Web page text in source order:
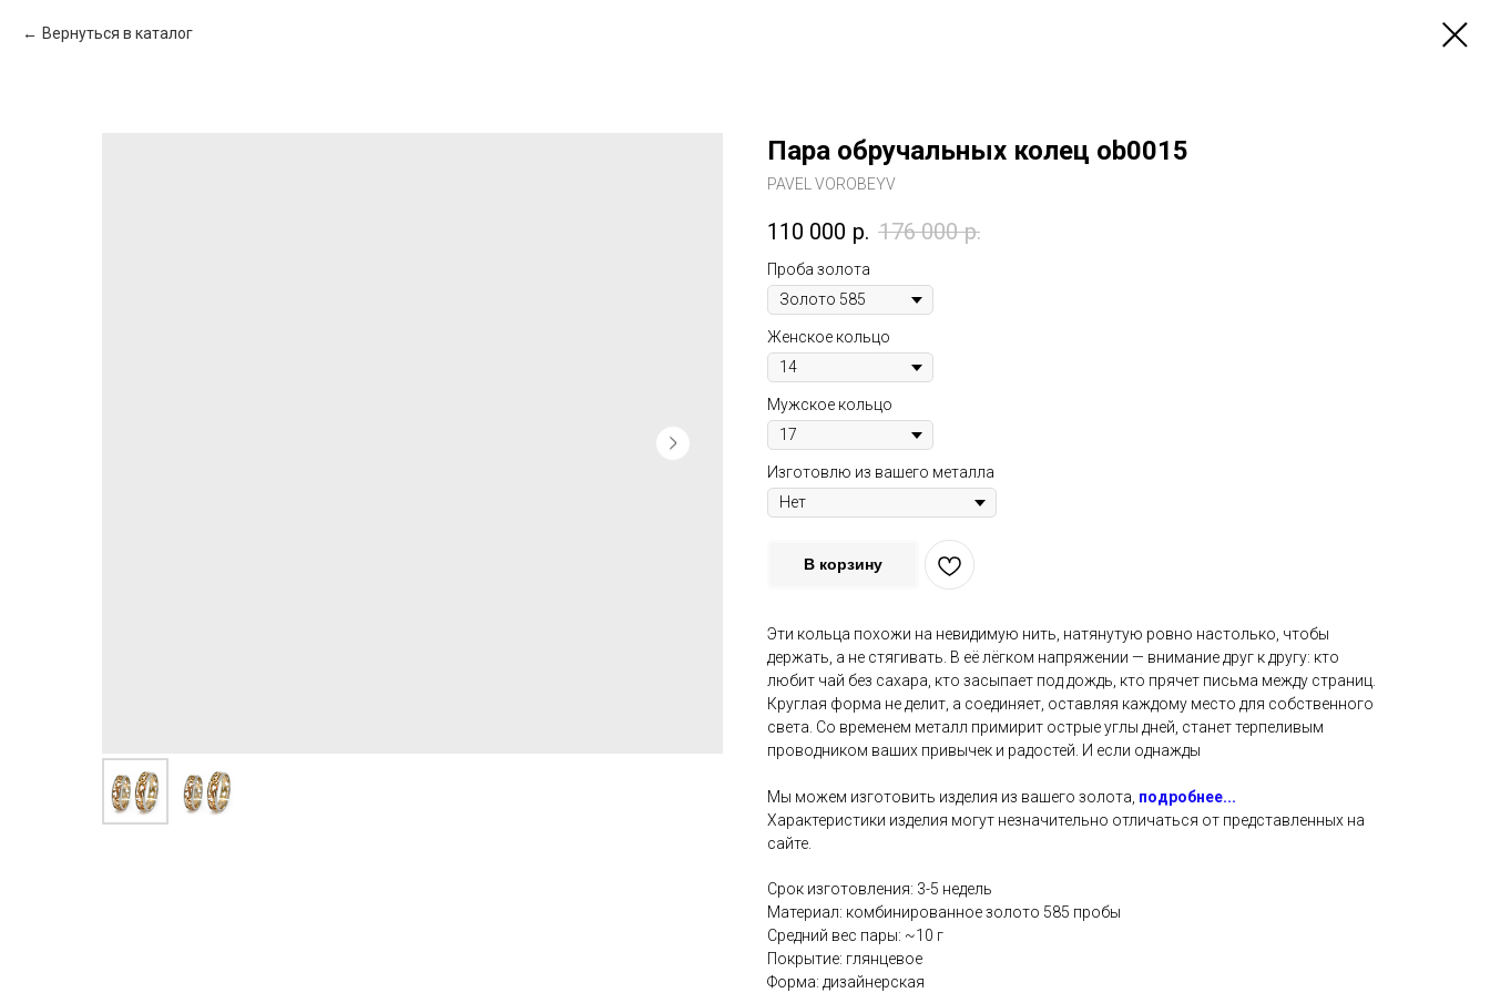
Вернуться в каталог
Пара обручальных колец ob0015
PAVEL VOROBEYV
110 000 р. 176 000 р.
Проба золота
Женское кольцо
Мужское кольцо
Изготовлю из вашего металла
В корзину
Эти кольца похожи на невидимую нить, натянутую ровно настолько, чтобы
держать, а не стягивать. В её лёгком напряжении — внимание друг к другу: кто
любит чай без сахара, кто засыпает под дождь, кто прячет письма между страниц.
Круглая форма не делит, а соединяет, оставляя каждому место для собственного
света. Со временем металл примирит острые углы дней, станет терпеливым
проводником ваших привычек и радостей. И если однажды
Мы можем изготовить изделия из вашего золота, подробнее...
Характеристики изделия могут незначительно отличаться от представленных на
сайте.
Срок изготовления: 3-5 недель
Материал: комбинированное золото 585 пробы
Средний вес пары: ~10 г
Покрытие: глянцевое
Форма: дизайнерская